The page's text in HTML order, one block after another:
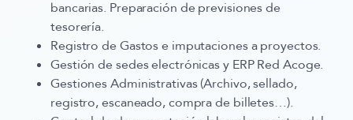
bancarias. Preparación de previsiones de
tesorería.
Registro de Gastos e imputaciones a proyectos.
Gestión de sedes electrónicas y ERP Red Acoge.
Gestiones Administrativas (Archivo, sellado,
registro, escaneado, compra de billetes…).